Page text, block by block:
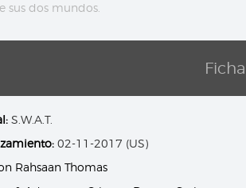
sus dos mundos.
S.W.A.T.
02-11-2017 (US)
Rahsaan Thomas